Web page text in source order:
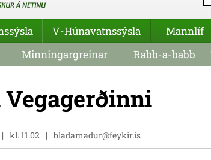
kl. 11.02 bladamadur@feykir.is
V-Húnavatnssýsla Mannlíf
Minningargreinar Rabb-a-babb